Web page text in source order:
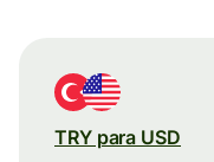
TRY para USD